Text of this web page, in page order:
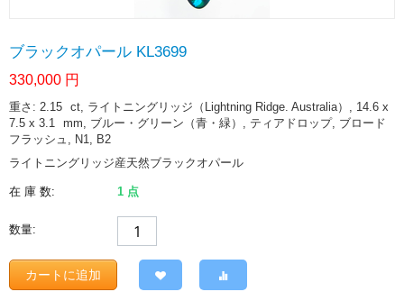
ブラックオパール KL3699
330,000 円
重さ: 2.15 ct, ライトニングリッジ（Lightning Ridge. Australia）, 14.6 x
7.5 x 3.1 mm, ブルー・グリーン（青・緑）, ティアドロップ, ブロード
フラッシュ, N1, B2
ライトニングリッジ産天然ブラックオパール
在 庫 数: 1 点
数量:
カートに追加